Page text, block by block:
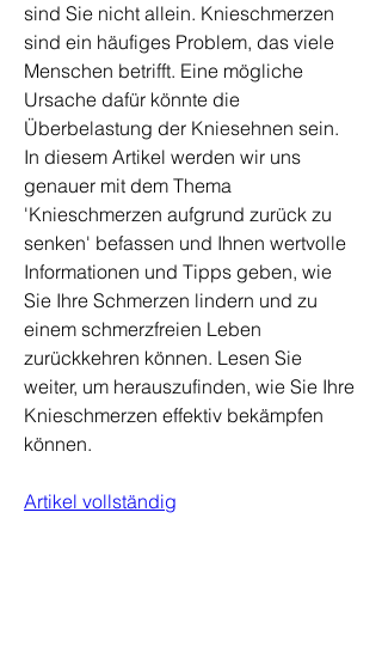
sind Sie nicht allein. Knieschmerzen
sind ein häufiges Problem, das viele
Menschen betrifft. Eine mögliche
Ursache dafür könnte die
Überbelastung der Kniesehnen sein.
In diesem Artikel werden wir uns
genauer mit dem Thema
'Knieschmerzen aufgrund zurück zu
senken' befassen und Ihnen wertvolle
Informationen und Tipps geben, wie
Sie Ihre Schmerzen lindern und zu
einem schmerzfreien Leben
zurückkehren können. Lesen Sie
weiter, um herauszufinden, wie Sie Ihre
Knieschmerzen effektiv bekämpfen
können.
Artikel vollständig